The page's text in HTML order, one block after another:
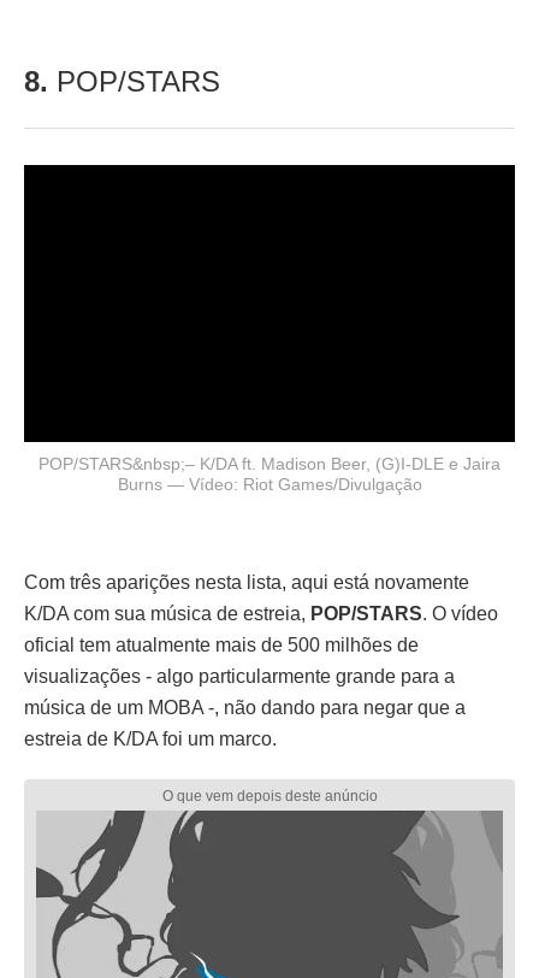
8. POP/STARS
POP/STARS&nbsp;– K/DA ft. Madison Beer, (G)I-DLE e Jaira
Burns — Vídeo: Riot Games/Divulgação
Com três aparições nesta lista, aqui está novamente
K/DA com sua música de estreia, POP/STARS. O vídeo
oficial tem atualmente mais de 500 milhões de
visualizações - algo particularmente grande para a
música de um MOBA -, não dando para negar que a
estreia de K/DA foi um marco.